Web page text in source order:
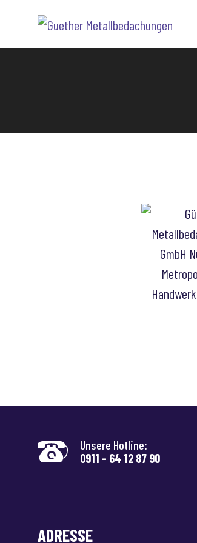
Unsere Hotline:
0911 - 64 12 87 90
ADRESSE